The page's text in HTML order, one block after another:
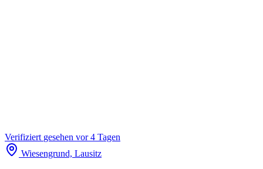
Verifiziert gesehen vor 4 Tagen
Wiesengrund, Lausitz